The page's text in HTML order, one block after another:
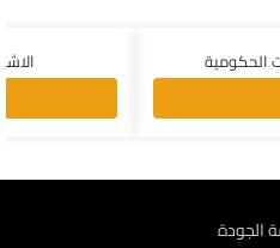
الحكومية
الجودة